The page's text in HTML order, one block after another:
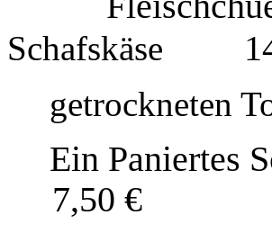
Schafskäse
getrockneten
Ein Paniertes
7,50 €